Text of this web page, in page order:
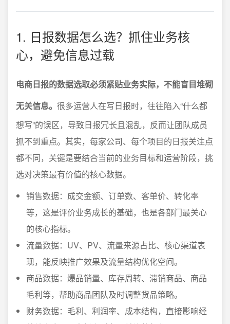
1. 日报数据怎么选？抓住业务核
心，避免信息过载
电商日报的数据选取必须紧贴业务实际，不能盲目堆砌
无关信息。 很多运营人在写日报时，往往陷入“什么都
想写”的误区，导致日报冗长且混乱，反而让团队成员
抓不到重点。其实，每家公司、每个项目的日报关注点
都不同，关键是要结合当前的业务目标和运营阶段，挑
选对决策最有价值的核心数据。
销售数据：成交金额、订单数、客单价、转化率
等，这是评价业务成长的基础，也是各部门最关心
的核心指标。
流量数据：UV、PV、流量来源占比、核心渠道表
现，能反映推广效果及流量结构优化空间。
商品数据：爆品销量、库存周转、滞销商品、商品
毛利等，帮助商品团队及时调整货品策略。
财务数据：毛利、利润率、成本结构，直接影响经